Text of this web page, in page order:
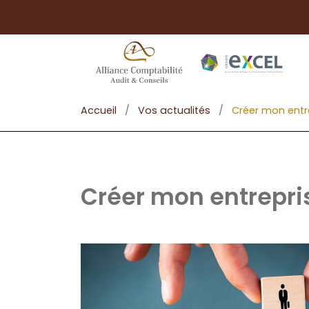
Accueil / Vos actualités / Créer mon
Créer mon